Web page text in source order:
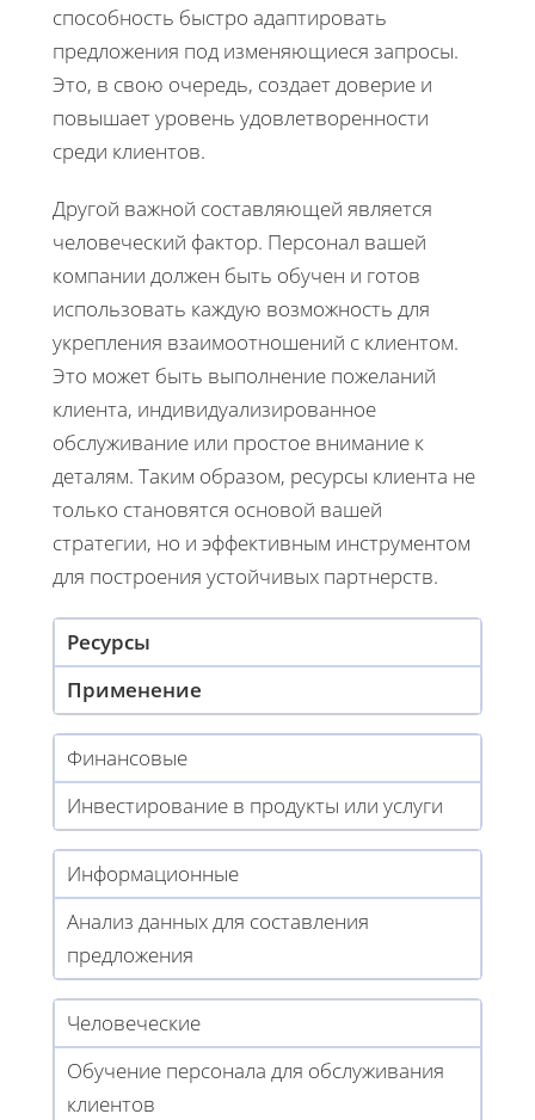
способность быстро адаптировать
предложения под изменяющиеся запросы.
Это, в свою очередь, создает доверие и
повышает уровень удовлетворенности
среди клиентов.
Другой важной составляющей является
человеческий фактор. Персонал вашей
компании должен быть обучен и готов
использовать каждую возможность для
укрепления взаимоотношений с клиентом.
Это может быть выполнение пожеланий
клиента, индивидуализированное
обслуживание или простое внимание к
деталям. Таким образом, ресурсы клиента не
только становятся основой вашей
стратегии, но и эффективным инструментом
для построения устойчивых партнерств.
Ресурсы
Применение
Финансовые
Инвестирование в продукты или услуги
Информационные
Анализ данных для составления
предложения
Человеческие
Обучение персонала для обслуживания
клиентов